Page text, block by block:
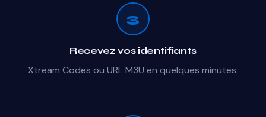
3
Recevez vos identifiants
Xtream Codes ou URL M3U en quelques minutes.